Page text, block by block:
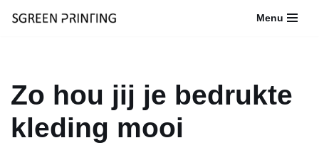
inhoud
Menu
Zo hou jij je bedrukte
kleding mooi